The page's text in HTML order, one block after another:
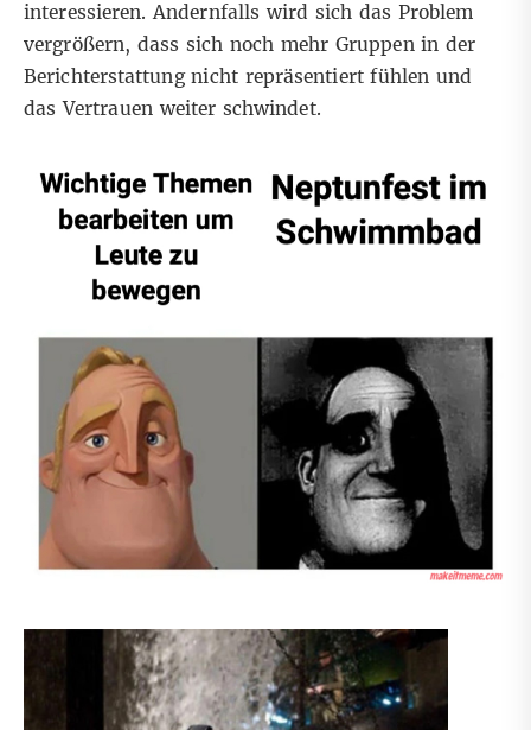
interessieren. Andernfalls wird sich das Problem
vergrößern, dass sich noch mehr Gruppen in der
Berichterstattung nicht repräsentiert fühlen und
das Vertrauen weiter schwindet.